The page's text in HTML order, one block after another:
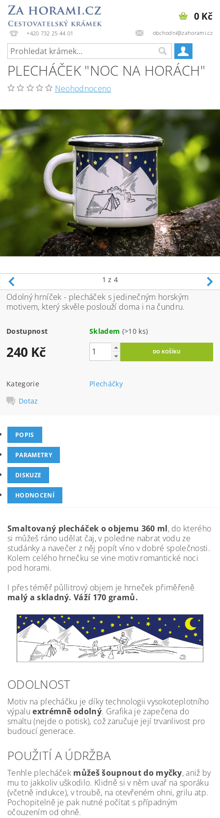
+420 732 25 44 01 obchodni@zahorami.cz
0 Kč
PLECHÁČEK "NOC NA HORÁCH"
Neohodnoceno
1 z 4
Odolný hrníček - plecháček s jedinečným horským
motivem, který skvěle poslouží doma i na čundru.
Dostupnost Skladem (>10 ks)
240 Kč
Kategorie
Plecháčky
Dotaz
POPIS
PARAMETRY
DISKUZE
HODNOCENÍ
Smaltovaný plecháček o objemu 360 ml, do kterého
si můžeš ráno udělat čaj, v poledne nabrat vodu ze
studánky a navečer z něj popít víno v dobré společnosti.
Kolem celého hrnečku se vine motiv romantické noci
pod horami.
I přes téměř půllitrový objem je hrneček přiměřeně
malý a skladný. Váží 170 gramů.
ODOLNOST
Motiv na plecháčku je díky technologii vysokoteplotního
výpaluextrémně odolný. Grafika je zapečena do
smaltu (nejde o potisk), což zaručuje její trvanlivost pro
budoucí generace.
POUŽITÍ A ÚDRŽBA
Tenhle plecháček můžeš šoupnout do myčky, aniž by
mu to jakkoliv uškodilo. Klidně si v něm uvař na sporáku
(včetně indukce), v troubě, na otevřeném ohni, grilu atp.
Pochopitelně je pak nutné počítat s případným
očouzením od ohně.